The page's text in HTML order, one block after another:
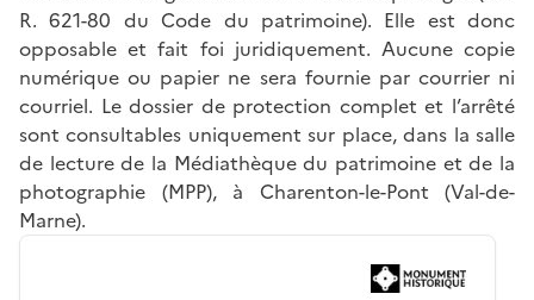
R. 621-80 du Code du patrimoine). Elle est donc
opposable et fait foi juridiquement. Aucune copie
numérique ou papier ne sera fournie par courrier ni
courriel. Le dossier de protection complet et l’arrêté
sont consultables uniquement sur place, dans la salle
de lecture de la Médiathèque du patrimoine et de la
photographie (MPP), à Charenton-le-Pont (Val-de-
Marne).